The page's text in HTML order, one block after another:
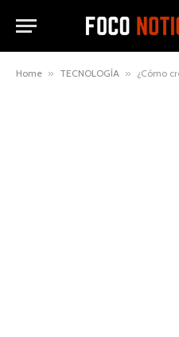
Home » TECNOLOGÍA » ¿Cómo crear